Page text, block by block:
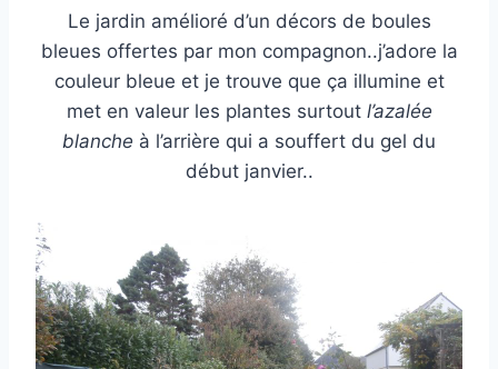
Le jardin amélioré d’un décors de boules
bleues offertes par mon compagnon..j’adore la
couleur bleue et je trouve que ça illumine et
met en valeur les plantes surtoutl’azalée
blanche à l’arrière qui a souffert du gel du
début janvier..